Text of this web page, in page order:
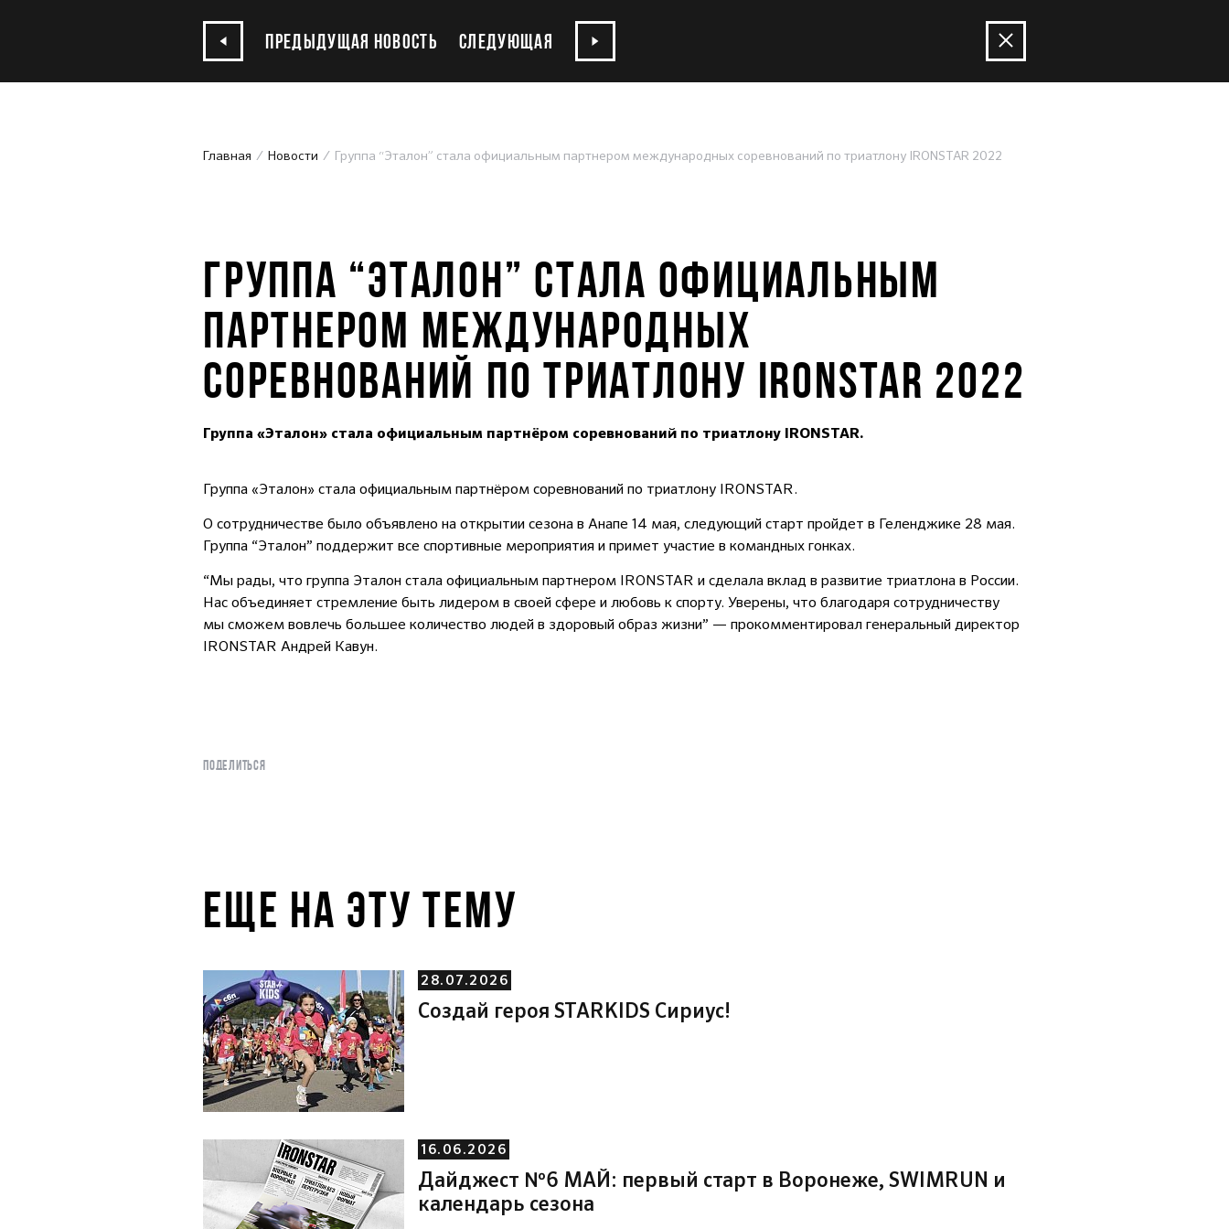
ПРЕДЫДУЩАЯ НОВОСТЬ СЛЕДУЮЩАЯ
Главная Новости Группа “Эталон” стала официальным партнером международных соревнований по триатлону IRONSTAR 2022
ГРУППА “ЭТАЛОН” СТАЛА ОФИЦИАЛЬНЫМ
ПАРТНЕРОМ МЕЖДУНАРОДНЫХ
СОРЕВНОВАНИЙ ПО ТРИАТЛОНУ IRONSTAR 2022
Группа «Эталон» стала официальным партнёром соревнований по триатлону IRONSTAR.
Группа «Эталон» стала официальным партнёром соревнований по триатлону IRONSTAR.
О сотрудничестве было объявлено на открытии сезона в Анапе 14 мая, следующий старт пройдет в Геленджике 28 мая.
Группа “Эталон” поддержит все спортивные мероприятия и примет участие в командных гонках.
“Мы рады, что группа Эталон стала официальным партнером IRONSTAR и сделала вклад в развитие триатлона в России.
Нас объединяет стремление быть лидером в своей сфере и любовь к спорту. Уверены, что благодаря сотрудничеству
мы сможем вовлечь большее количество людей в здоровый образ жизни” — прокомментировал генеральный директор
IRONSTAR Андрей Кавун.
ПОДЕЛИТЬСЯ
ЕЩЕ НА ЭТУ ТЕМУ
28.07.2026
Создай героя STARKIDS Сириус!
16.06.2026
Дайджест №6 МАЙ: первый старт в Воронеже, SWIMRUN и
календарь сезона